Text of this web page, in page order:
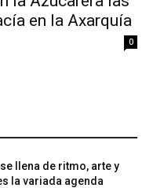
en la Axarquía
0
llena de ritmo, arte y
la variada agenda